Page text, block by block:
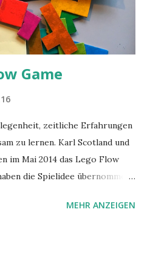
Game
zeitliche Erfahrungen
zu lernen. Karl Scotland und
im Mai 2014 das Lego Flow
die Spielidee übernommen,
Rejchtmans Ubongo-
MEHR ANZEIGEN